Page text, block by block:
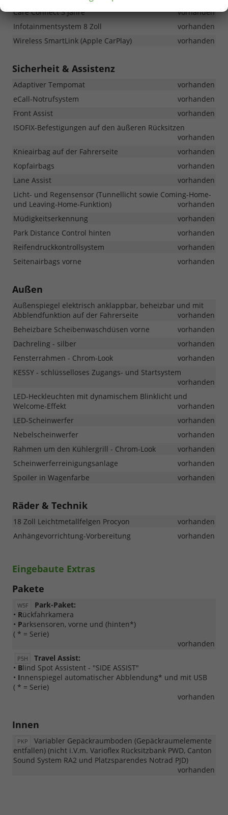
Care Connect 3 Jahre
vorhanden
Infotainmentsystem 8 Zoll
vorhanden
Wireless SmartLink (Apple CarPlay)
vorhanden
Sicherheit & Assistenz
Adaptiver Tempomat
vorhanden
eCall-Notrufsystem
vorhanden
Front Assist
vorhanden
ISOFIX-Befestigungen auf den äußeren Rücksitzen
vorhanden
Knieairbag auf der Fahrerseite
vorhanden
Kopfairbags
vorhanden
Lane Assist
vorhanden
Licht- und Regensensor (Tunnellicht sowie Coming-Home-
und Leaving-Home-Funktion)
vorhanden
Müdigkeitserkennung
vorhanden
Park Distance Control hinten
vorhanden
Reifendruckkontrollsystem
vorhanden
Seitenairbags vorne
vorhanden
Außen
Außenspiegel elektrisch anklappbar, beheizbar und mit
Abblendfunktion auf der Fahrerseite
vorhanden
Beheizbare Scheibenwaschdüsen vorne
vorhanden
Dachreling - silber
vorhanden
Fensterrahmen - Chrom-Look
vorhanden
KESSY - schlüsselloses Zugangs- und Startsystem
vorhanden
LED-Heckleuchten mit dynamischem Blinklicht und
Welcome-Effekt
vorhanden
LED-Scheinwerfer
vorhanden
Nebelscheinwerfer
vorhanden
Rahmen um den Kühlergrill - Chrom-Look
vorhanden
Scheinwerferreinigungsanlage
vorhanden
Spoiler in Wagenfarbe
vorhanden
Räder & Technik
18 Zoll Leichtmetallfelgen Procyon
vorhanden
Anhängevorrichtung-Vorbereitung
vorhanden
Eingebaute Extras
Pakete
W5F
Park-Paket:
• Rückfahrkamera
• Parksensoren, vorne und (hinten*)
( * = Serie)
vorhanden
P5H
Travel Assist:
• Blind Spot Assistent - "SIDE ASSIST"
• Innenspiegel automatischer Abblendung* und mit USB
( * = Serie)
vorhanden
Innen
PKP
Variabler Gepäckraumboden (Gepäckraumelemente
entfallen) (nicht i.V.m. Varioflex Rücksitzbank PWD, Canton
Sound System RA2 und Platzsparendes Notrad PJD)
vorhanden